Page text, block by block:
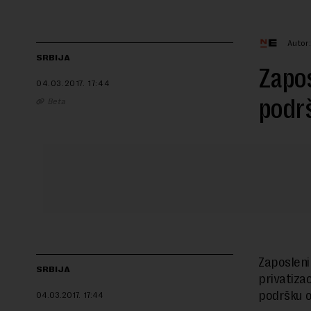
SRBIJA
04.03.2017. 17:44
Beta
SRBIJA
04.03.2017. 17:44
podršku